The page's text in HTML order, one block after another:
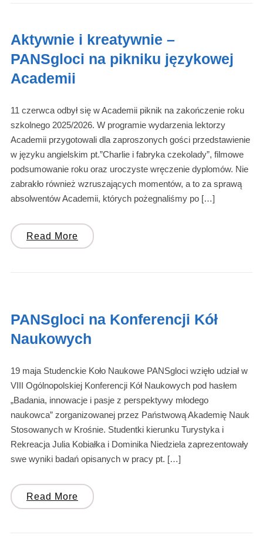
Aktywnie i kreatywnie –
PANSgloci na pikniku językowej
Academii
11 czerwca odbył się w Academii piknik na zakończenie roku
szkolnego 2025/2026. W programie wydarzenia lektorzy
Academii przygotowali dla zaproszonych gości przedstawienie
w języku angielskim pt.”Charlie i fabryka czekolady”, filmowe
podsumowanie roku oraz uroczyste wręczenie dyplomów. Nie
zabrakło również wzruszających momentów, a to za sprawą
absolwentów Academii, których pożegnaliśmy po […]
Read More
PANSgloci na Konferencji Kół
Naukowych
19 maja Studenckie Koło Naukowe PANSgloci wzięło udział w
VIII Ogólnopolskiej Konferencji Kół Naukowych pod hasłem
„Badania, innowacje i pasje z perspektywy młodego
naukowca” zorganizowanej przez Państwową Akademię Nauk
Stosowanych w Krośnie. Studentki kierunku Turystyka i
Rekreacja Julia Kobiałka i Dominika Niedziela zaprezentowały
swe wyniki badań opisanych w pracy pt. […]
Read More